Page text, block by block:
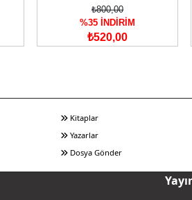
₺800,00
%35 İNDİRİM
₺520,00
Kitaplar
Yazarlar
Dosya Gönder